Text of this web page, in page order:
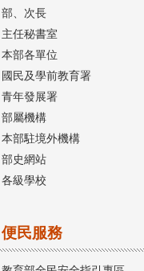
部、次長
主任秘書室
本部各單位
國民及學前教育署
青年發展署
部屬機構
本部駐境外機構
部史網站
各級學校
便民服務